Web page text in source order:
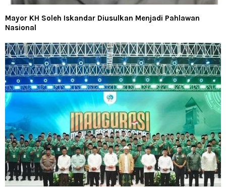
Mayor KH Soleh Iskandar Diusulkan Menjadi Pahlawan
Nasional